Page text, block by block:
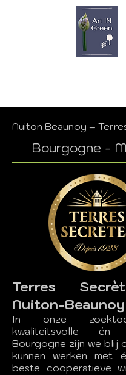
Nuiton Beaunoy –
Bourgogne -
Terres
Nuiton-Beaunoy
In onze
kwaliteitsvolle én
Bourgogne zijn we blij
kunnen werken met
beste cooperatieve